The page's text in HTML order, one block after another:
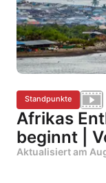
Standpunkte
Afrikas
beginnt |
Aktualisiert am